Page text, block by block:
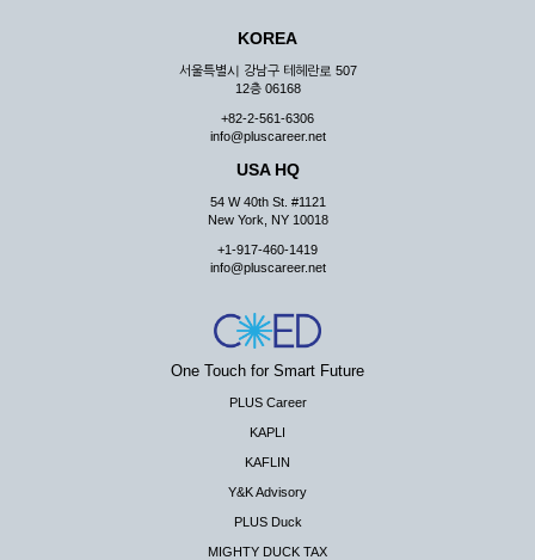
KOREA
서울특별시 강남구 테헤란로 507
12층 06168
+82-2-561-6306
info@pluscareer.net
USA HQ
54 W 40th St. #1121
New York, NY 10018
+1-917-460-1419
info@pluscareer.net
One Touch for Smart Future
PLUS Career
KAPLI
KAFLIN
Y&K Advisory
PLUS Duck
MIGHTY DUCK TAX